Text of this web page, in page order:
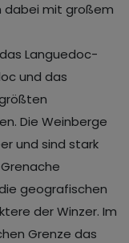
dabei mit großem
Languedoc-
und das
Die Weinberge
und sind stark
geografischen
der Winzer. Im
Grenze das